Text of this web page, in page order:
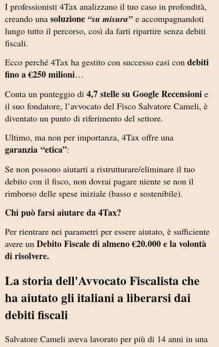
I professionisti 4Tax analizzano il tuo caso in profondità,
creando una soluzione “su misura”e accompagnandoti
lungo tutto il percorso, così da farti ripartire senza debiti
fiscali.
Ecco perché 4Tax ha gestito con successo casi con debiti
fino a €250 milioni…
Conta un punteggio di 4,7 stelle su Google Recensioni e
il suo fondatore, l’avvocato del Fisco Salvatore Cameli, è
diventato un punto di riferimento del settore.
Ultimo, ma non per importanza, 4Tax offre una
garanzia “etica”:
Se non possono aiutarti a ristrutturare/eliminare il tuo
debito con il fisco, non dovrai pagare niente se non il
rimborso delle spese iniziale (basso e sostenibile).
Chi può farsi aiutare da 4Tax?
Per rientrare nei parametri per essere aiutato, è sufficiente
avere un Debito Fiscale di almeno €20.000 e la volontà
di risolvere.
La storia dell'Avvocato Fiscalista che
ha aiutato gli italiani a liberarsi dai
debiti fiscali
Salvatore Cameli aveva lavorato per più di 14 anni in una